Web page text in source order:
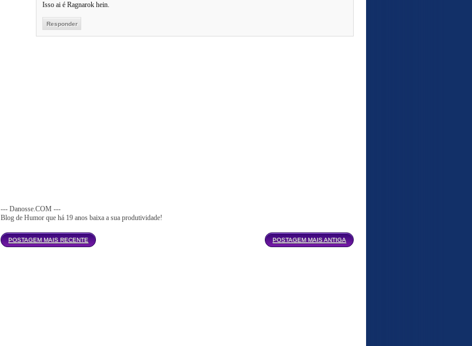
Isso ai é Ragnarok hein.
Responder
--- Danosse.COM ---
Blog de Humor que há 19 anos baixa a sua produtividade!
POSTAGEM MAIS RECENTE POSTAGEM MAIS ANTIGA